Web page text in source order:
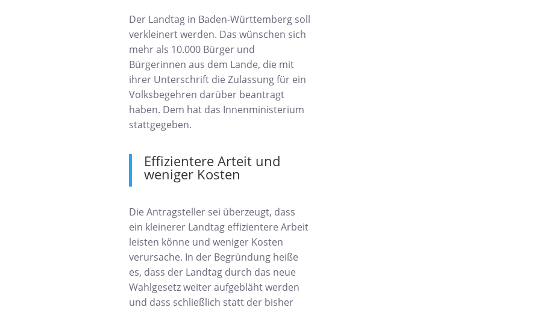
Der Landtag in Baden-Württemberg soll
verkleinert werden. Das wünschen sich
mehr als 10.000 Bürger und
Bürgerinnen aus dem Lande, die mit
ihrer Unterschrift die Zulassung für ein
Volksbegehren darüber beantragt
haben. Dem hat das Innenministerium
stattgegeben.
Effizientere Arteit und
weniger Kosten
Die Antragsteller sei überzeugt, dass
ein kleinerer Landtag effizientere Arbeit
leisten könne und weniger Kosten
verursache. In der Begründung heiße
es, dass der Landtag durch das neue
Wahlgesetz weiter aufgebläht werden
und dass schließlich statt der bisher